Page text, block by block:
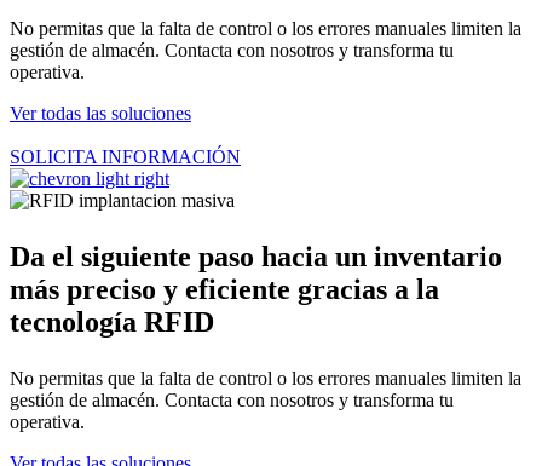
No permitas que la falta de control o los errores manuales limiten la
gestión de almacén. Contacta con nosotros y transforma tu
operativa.
Ver todas las soluciones
SOLICITA INFORMACIÓN
Da el siguiente paso hacia un inventario
más preciso y eficiente gracias a la
tecnología RFID
No permitas que la falta de control o los errores manuales limiten la
gestión de almacén. Contacta con nosotros y transforma tu
operativa.